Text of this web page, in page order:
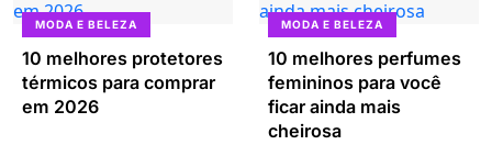
MODA E BELEZA
10 melhores protetores
térmicos para comprar
em 2026
MODA E BELEZA
10 melhores perfumes
femininos para você
ficar ainda mais
cheirosa